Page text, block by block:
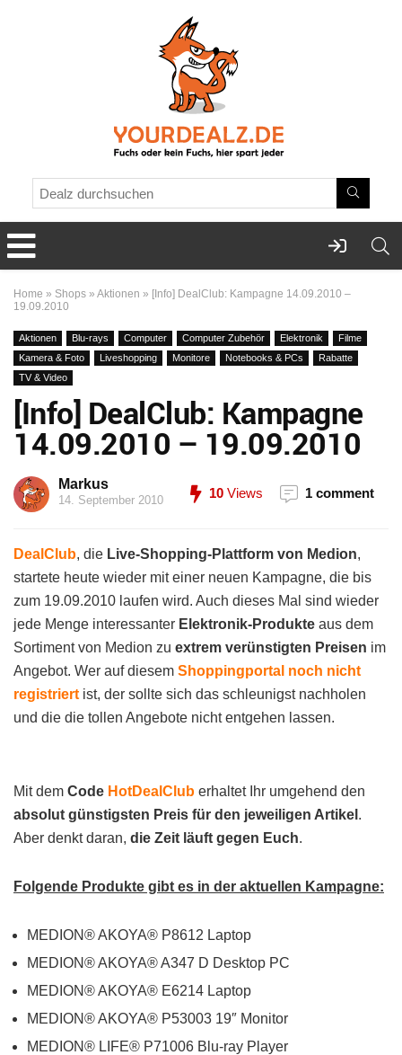
Home » Shops » Aktionen » [Info] DealClub: Kampagne 14.09.2010 –
19.09.2010
Aktionen Blu-rays Computer Computer Zubehör Elektronik
Filme
Kamera & Foto
Liveshopping Monitore Notebooks & PCs
Rabatte
TV & Video
[Info] DealClub: Kampagne
14.09.2010 – 19.09.2010
Markus
14. September 2010 10 Views 1 comment
DealClub, die Live-Shopping-Plattform von Medion,
startete heute wieder mit einer neuen Kampagne, die bis
zum 19.09.2010 laufen wird. Auch dieses Mal sind wieder
jede Menge interessanter Elektronik-Produkte aus dem
Sortiment von Medion zu extrem verünstigten Preisen im
Angebot. Wer auf diesem Shoppingportal noch nicht
registriert ist, der sollte sich das schleunigst nachholen
und die die tollen Angebote nicht entgehen lassen.
Mit dem Code HotDealClub erhaltet Ihr umgehend den
absolut günstigsten Preis für den jeweiligen Artikel .
Aber denkt daran, die Zeit läuft gegen Euch.
Folgende Produkte gibt es in der aktuellen Kampagne:
MEDION® AKOYA® P8612 Laptop
MEDION® AKOYA® A347 D Desktop PC
MEDION® AKOYA® E6214 Laptop
MEDION® AKOYA® P53003 19″ Monitor
MEDION® LIFE® P71006 Blu-ray Player